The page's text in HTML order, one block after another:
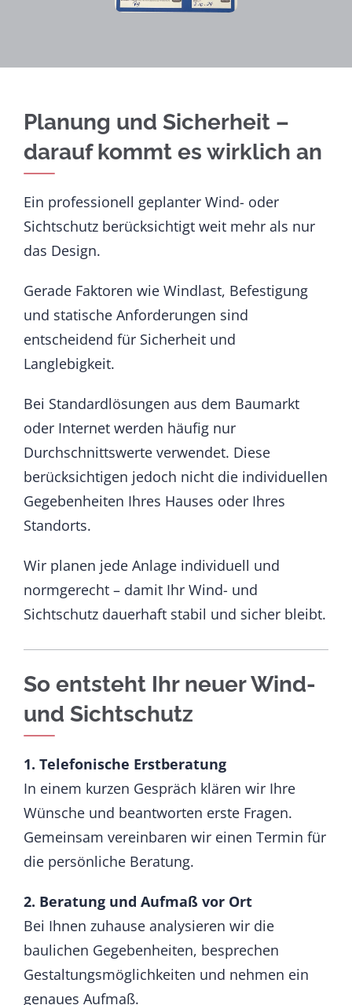
Planung und Sicherheit –
darauf kommt es wirklich an
Ein professionell geplanter Wind- oder
Sichtschutz berücksichtigt weit mehr als nur
das Design.
Gerade Faktoren wie Windlast, Befestigung
und statische Anforderungen sind
entscheidend für Sicherheit und
Langlebigkeit.
Bei Standardlösungen aus dem Baumarkt
oder Internet werden häufig nur
Durchschnittswerte verwendet. Diese
berücksichtigen jedoch nicht die individuellen
Gegebenheiten Ihres Hauses oder Ihres
Standorts.
Wir planen jede Anlage individuell und
normgerecht – damit Ihr Wind- und
Sichtschutz dauerhaft stabil und sicher bleibt.
So entsteht Ihr neuer Wind-
und Sichtschutz
1. Telefonische Erstberatung
In einem kurzen Gespräch klären wir Ihre
Wünsche und beantworten erste Fragen.
Gemeinsam vereinbaren wir einen Termin für
die persönliche Beratung.
2. Beratung und Aufmaß vor Ort
Bei Ihnen zuhause analysieren wir die
baulichen Gegebenheiten, besprechen
Gestaltungsmöglichkeiten und nehmen ein
genaues Aufmaß.